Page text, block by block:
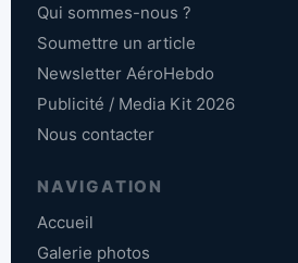
Qui sommes-nous ?
Soumettre un article
Newsletter AéroHebdo
Publicité / Media Kit 2026
Nous contacter
NAVIGATION
Accueil
Galerie photos